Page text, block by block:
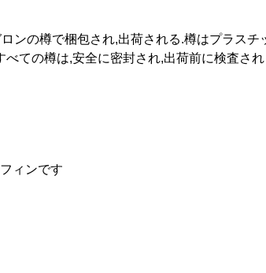
ンの樽で梱包され,出荷される.樽はプラス
ての樽は,安全に密封され,出荷前に検査さ
ィンです